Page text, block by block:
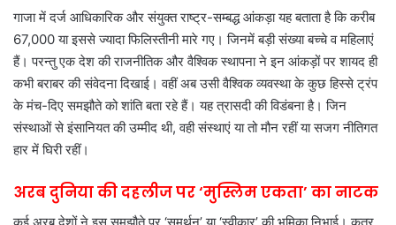
गाजा में दर्ज आधिकारिक और संयुक्त राष्ट्र-सम्बद्ध आंकड़ा यह बताता है कि करीब
67,000 या इससे ज्यादा फिलिस्तीनी मारे गए। जिनमें बड़ी संख्या बच्चे व महिलाएं
हैं। परन्तु एक देश की राजनीतिक और वैश्विक स्थापना ने इन आंकड़ों पर शायद ही
कभी बराबर की संवेदना दिखाई। वहीं अब उसी वैश्विक व्यवस्था के कुछ हिस्से ट्रंप
के मंच-दिए समझौते को शांति बता रहे हैं। यह त्रासदी की विडंबना है। जिन
संस्थाओं से इंसानियत की उम्मीद थी, वही संस्थाएं या तो मौन रहीं या सजग नीतिगत
हार में घिरी रहीं।
अरब दुनिया की दहलीज पर ‘मुस्लिम एकता’ का नाटक